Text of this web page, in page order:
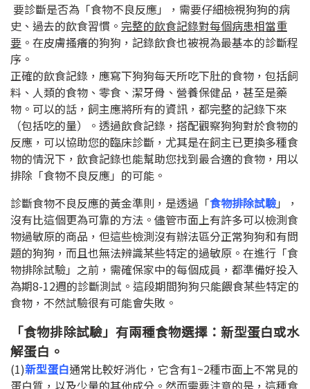
要診斷是否為「食物不良反應」，需要仔細檢視狗狗的病
史、過去的飲食習慣。 完整的飲食記錄對每個病患相當重
要 。在皮膚搔癢的狗狗，記錄飲食也被視為最基本的診斷程
序。
正確的飲食記錄，應寫下狗狗每天所吃下肚的食物，包括飼
料、人類的食物、零食、潔牙骨、營養保健品，甚至是藥
物。可以的話，飼主應將所有的資訊，都完整的記錄下來
（包括吃的量）。透過飲食記錄，搭配觀察狗狗對於食物的
反應，可以協助您的臨床診斷，尤其是在飼主已更換多種食
物的情況下，飲食記錄也能幫助您找到最合適的食物，用以
排除「食物不良反應」的可能。
診斷食物不良反應的黃金準則，是透過「食物排除試驗」，
沒有比這個更為可靠的方法。儘管市面上有許多可以檢測食
物過敏原的商品，但這些檢測沒有辦法區分正常狗狗和有問
題的狗狗，而且也無法辨識某些特定的過敏原。在進行「食
物排除試驗」之前，需確保家中的每個成員，都準備好投入
為期8-12週的診斷測試。這段期間狗狗只能餵食某些特定的
食物，不然試驗很有可能會失敗。
「食物排除試驗」有兩種食物選擇：新型蛋白或水
解蛋白。
(1)新型蛋白通常比較好消化，它含有1~2種市面上不常見的